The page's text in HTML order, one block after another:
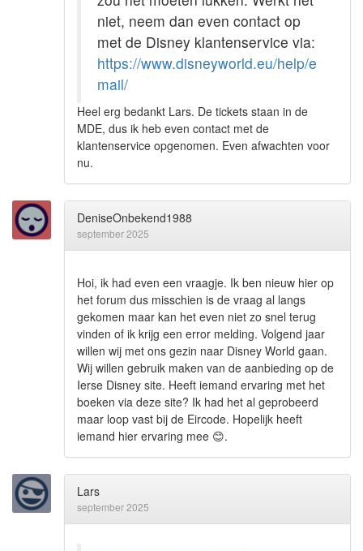
niet, neem dan even contact op
met de Disney klantenservice via:
https://www.disneyworld.eu/help/e
mail/
Heel erg bedankt Lars. De tickets staan in de
MDE, dus ik heb even contact met de
klantenservice opgenomen. Even afwachten voor
nu.
DeniseOnbekend1988
september 2025
Hoi, ik had even een vraagje. Ik ben nieuw hier op
het forum dus misschien is de vraag al langs
gekomen maar kan het even niet zo snel terug
vinden of ik krijg een error melding. Volgend jaar
willen wij met ons gezin naar Disney World gaan.
Wij willen gebruik maken van de aanbieding op de
Ierse Disney site. Heeft iemand ervaring met het
boeken via deze site? Ik had het al geprobeerd
maar loop vast bij de Eircode. Hopelijk heeft
iemand hier ervaring mee 😊.
Lars
september 2025